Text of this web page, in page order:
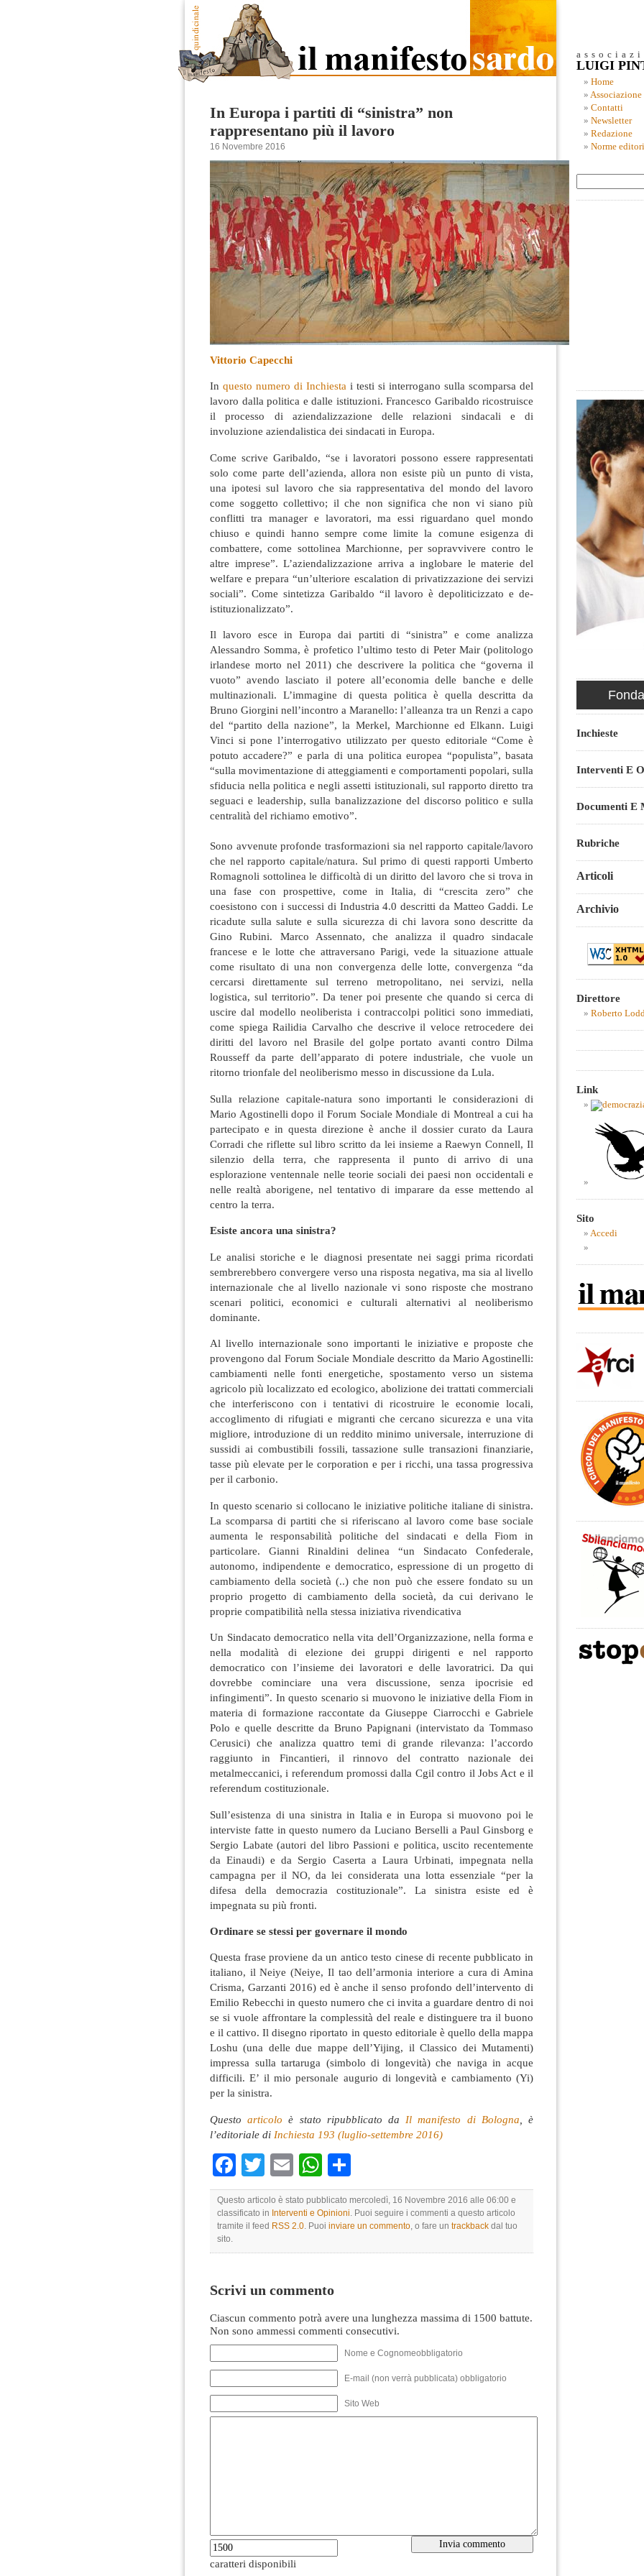
In Europa i partiti di “sinistra” non
rappresentano più il lavoro
16 Novembre 2016
Vittorio Capecchi
In questo numero di Inchiesta i testi si interrogano sulla scomparsa del
lavoro dalla politica e dalle istituzioni. Francesco Garibaldo ricostruisce
il processo di aziendalizzazione delle relazioni sindacali e di
involuzione aziendalistica dei sindacati in Europa.
Come scrive Garibaldo, “se i lavoratori possono essere rappresentati
solo come parte dell’azienda, allora non esiste più un punto di vista,
una ipotesi sul lavoro che sia rappresentativa del mondo del lavoro
come soggetto collettivo; il che non significa che non vi siano più
conflitti tra manager e lavoratori, ma essi riguardano quel mondo
chiuso e quindi hanno sempre come limite la comune esigenza di
combattere, come sottolinea Marchionne, per sopravvivere contro le
altre imprese”. L’aziendalizzazione arriva a inglobare le materie del
welfare e prepara “un’ulteriore escalation di privatizzazione dei servizi
sociali”. Come sintetizza Garibaldo “il lavoro è depoliticizzato e de-
istituzionalizzato”.
Il lavoro esce in Europa dai partiti di “sinistra” e come analizza
Alessandro Somma, è profetico l’ultimo testo di Peter Mair (politologo
irlandese morto nel 2011) che descrivere la politica che “governa il
vuoto” avendo lasciato il potere all’economia delle banche e delle
multinazionali. L’immagine di questa politica è quella descritta da
Bruno Giorgini nell’incontro a Maranello: l’alleanza tra un Renzi a capo
del “partito della nazione”, la Merkel, Marchionne ed Elkann. Luigi
Vinci si pone l’interrogativo utilizzato per questo editoriale “Come è
potuto accadere?” e parla di una politica europea “populista”, basata
“sulla movimentazione di atteggiamenti e comportamenti popolari, sulla
sfiducia nella politica e negli assetti istituzionali, sul rapporto diretto tra
seguaci e leadership, sulla banalizzazione del discorso politico e sulla
centralità del richiamo emotivo”.
Sono avvenute profonde trasformazioni sia nel rapporto capitale/lavoro
che nel rapporto capitale/natura. Sul primo di questi rapporti Umberto
Romagnoli sottolinea le difficoltà di un diritto del lavoro che si trova in
una fase con prospettive, come in Italia, di “crescita zero” che
coesistono con i successi di Industria 4.0 descritti da Matteo Gaddi. Le
ricadute sulla salute e sulla sicurezza di chi lavora sono descritte da
Gino Rubini. Marco Assennato, che analizza il quadro sindacale
francese e le lotte che attraversano Parigi, vede la situazione attuale
come risultato di una non convergenza delle lotte, convergenza “da
cercarsi direttamente sul terreno metropolitano, nei servizi, nella
logistica, sul territorio”. Da tener poi presente che quando si cerca di
uscire dal modello neoliberista i contraccolpi politici sono immediati,
come spiega Railidia Carvalho che descrive il veloce retrocedere dei
diritti del lavoro nel Brasile del golpe portato avanti contro Dilma
Rousseff da parte dell’apparato di potere industriale, che vuole un
ritorno trionfale del neoliberismo messo in discussione da Lula.
Sulla relazione capitale-natura sono importanti le considerazioni di
Mario Agostinelli dopo il Forum Sociale Mondiale di Montreal a cui ha
partecipato e in questa direzione è anche il dossier curato da Laura
Corradi che riflette sul libro scritto da lei insieme a Raewyn Connell, Il
silenzio della terra, che rappresenta il punto di arrivo di una
esplorazione ventennale nelle teorie sociali dei paesi non occidentali e
nelle realtà aborigene, nel tentativo di imparare da esse mettendo al
centro la terra.
Esiste ancora una sinistra?
Le analisi storiche e le diagnosi presentate nei saggi prima ricordati
sembrerebbero convergere verso una risposta negativa, ma sia al livello
internazionale che al livello nazionale vi sono risposte che mostrano
scenari politici, economici e culturali alternativi al neoliberismo
dominante.
Al livello internazionale sono importanti le iniziative e proposte che
provengono dal Forum Sociale Mondiale descritto da Mario Agostinelli:
cambiamenti nelle fonti energetiche, spostamento verso un sistema
agricolo più localizzato ed ecologico, abolizione dei trattati commerciali
che interferiscono con i tentativi di ricostruire le economie locali,
accoglimento di rifugiati e migranti che cercano sicurezza e una vita
migliore, introduzione di un reddito minimo universale, interruzione di
sussidi ai combustibili fossili, tassazione sulle transazioni finanziarie,
tasse più elevate per le corporation e per i ricchi, una tassa progressiva
per il carbonio.
In questo scenario si collocano le iniziative politiche italiane di sinistra.
La scomparsa di partiti che si riferiscano al lavoro come base sociale
aumenta le responsabilità politiche del sindacati e della Fiom in
particolare. Gianni Rinaldini delinea “un Sindacato Confederale,
autonomo, indipendente e democratico, espressione di un progetto di
cambiamento della società (..) che non può che essere fondato su un
proprio progetto di cambiamento della società, da cui derivano le
proprie compatibilità nella stessa iniziativa rivendicativa
Un Sindacato democratico nella vita dell’Organizzazione, nella forma e
nella modalità di elezione dei gruppi dirigenti e nel rapporto
democratico con l’insieme dei lavoratori e delle lavoratrici. Da qui
dovrebbe cominciare una vera discussione, senza ipocrisie ed
infingimenti”. In questo scenario si muovono le iniziative della Fiom in
materia di formazione raccontate da Giuseppe Ciarrocchi e Gabriele
Polo e quelle descritte da Bruno Papignani (intervistato da Tommaso
Cerusici) che analizza quattro temi di grande rilevanza: l’accordo
raggiunto in Fincantieri, il rinnovo del contratto nazionale dei
metalmeccanici, i referendum promossi dalla Cgil contro il Jobs Act e il
referendum costituzionale.
Sull’esistenza di una sinistra in Italia e in Europa si muovono poi le
interviste fatte in questo numero da Luciano Berselli a Paul Ginsborg e
Sergio Labate (autori del libro Passioni e politica, uscito recentemente
da Einaudi) e da Sergio Caserta a Laura Urbinati, impegnata nella
campagna per il NO, da lei considerata una lotta essenziale “per la
difesa della democrazia costituzionale”. La sinistra esiste ed è
impegnata su più fronti.
Ordinare se stessi per governare il mondo
Questa frase proviene da un antico testo cinese di recente pubblicato in
italiano, il Neiye (Neiye, Il tao dell’armonia interiore a cura di Amina
Crisma, Garzanti 2016) ed è anche il senso profondo dell’intervento di
Emilio Rebecchi in questo numero che ci invita a guardare dentro di noi
se si vuole affrontare la complessità del reale e distinguere tra il buono
e il cattivo. Il disegno riportato in questo editoriale è quello della mappa
Loshu (una delle due mappe dell’Yijing, il Classico dei Mutamenti)
impressa sulla tartaruga (simbolo di longevità) che naviga in acque
difficili. E’ il mio personale augurio di longevità e cambiamento (Yi)
per la sinistra.
Questoarticolo è stato ripubblicato da Il manifesto di Bologna , è
l’editoriale di Inchiesta 193 (luglio-settembre 2016)
Facebook
TwitterEmailWhatsApp
Questo articolo è stato pubblicato mercoledì, 16 Novembre 2016 alle 06:00 e
classificato in Interventi e Opinioni. Puoi seguire i commenti a questo articolo
tramite il feed RSS 2.0. Puoi inviare un commento, o fare un trackback dal tuo
sito.
Scrivi un commento
Ciascun commento potrà avere una lunghezza massima di 1500 battute.
Non sono ammessi commenti consecutivi.
Nome e Cognomeobbligatorio
E-mail (non verrà pubblicata) obbligatorio
Sito Web
caratteri disponibili
LUIGI
Home
Associazione
Contatti
Newsletter
Redazione
Norme
Inchieste
Interventi E
Documenti E
Rubriche
Articoli
Archivio
Direttore
Roberto
Link
Sito
Accedi